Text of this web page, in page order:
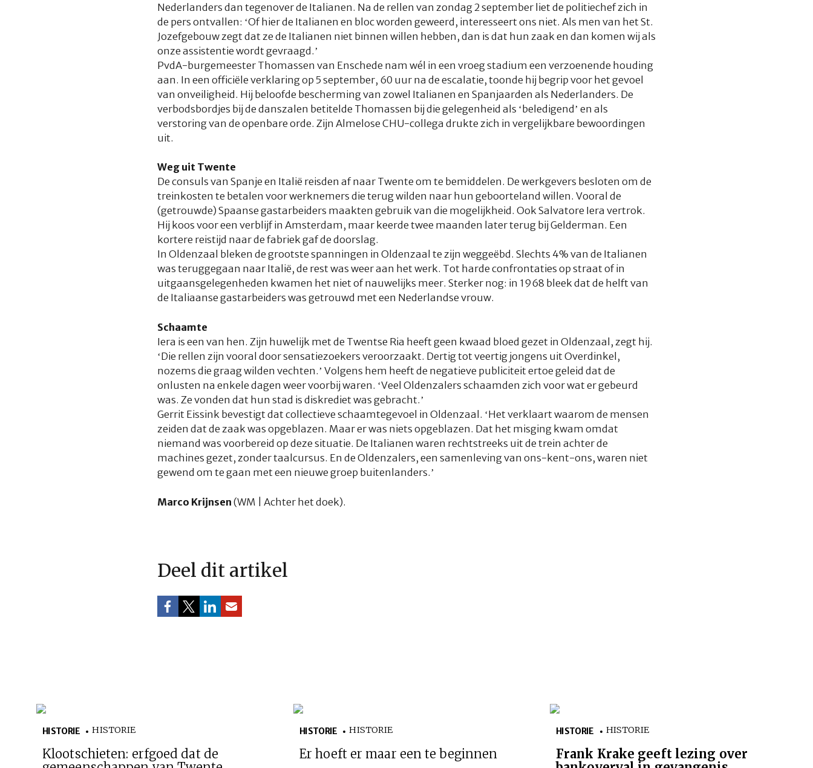
Nederlanders dan tegenover de Italianen. Na de rellen van zondag 2 september liet de politiechef zich in
de pers ontvallen: ‘Of hier de Italianen en bloc worden geweerd, interesseert ons niet. Als men van het St.
Jozefgebouw zegt dat ze de Italianen niet binnen willen hebben, dan is dat hun zaak en dan komen wij als
onze assistentie wordt gevraagd.’
PvdA-burgemeester Thomassen van Enschede nam wél in een vroeg stadium een verzoenende houding
aan. In een officiële verklaring op 5 september, 60 uur na de escalatie, toonde hij begrip voor het gevoel
van onveiligheid. Hij beloofde bescherming van zowel Italianen en Spanjaarden als Nederlanders. De
verbodsbordjes bij de danszalen betitelde Thomassen bij die gelegenheid als ‘beledigend’ en als
verstoring van de openbare orde. Zijn Almelose CHU-collega drukte zich in vergelijkbare bewoordingen
uit.
Weg uit Twente
De consuls van Spanje en Italië reisden af naar Twente om te bemiddelen. De werkgevers besloten om de
treinkosten te betalen voor werknemers die terug wilden naar hun geboorteland willen. Vooral de
(getrouwde) Spaanse gastarbeiders maakten gebruik van die mogelijkheid. Ook Salvatore Iera vertrok.
Hij koos voor een verblijf in Amsterdam, maar keerde twee maanden later terug bij Gelderman. Een
kortere reistijd naar de fabriek gaf de doorslag.
In Oldenzaal bleken de grootste spanningen in Oldenzaal te zijn weggeëbd. Slechts 4% van de Italianen
was teruggegaan naar Italië, de rest was weer aan het werk. Tot harde confrontaties op straat of in
uitgaansgelegenheden kwamen het niet of nauwelijks meer. Sterker nog: in 1968 bleek dat de helft van
de Italiaanse gastarbeiders was getrouwd met een Nederlandse vrouw.
Schaamte
Iera is een van hen. Zijn huwelijk met de Twentse Ria heeft geen kwaad bloed gezet in Oldenzaal, zegt hij.
‘Die rellen zijn vooral door sensatiezoekers veroorzaakt. Dertig tot veertig jongens uit Overdinkel,
nozems die graag wilden vechten.’ Volgens hem heeft de negatieve publiciteit ertoe geleid dat de
onlusten na enkele dagen weer voorbij waren. ‘Veel Oldenzalers schaamden zich voor wat er gebeurd
was. Ze vonden dat hun stad is diskrediet was gebracht.’
Gerrit Eissink bevestigt dat collectieve schaamtegevoel in Oldenzaal. ‘Het verklaart waarom de mensen
zeiden dat de zaak was opgeblazen. Maar er was niets opgeblazen. Dat het misging kwam omdat
niemand was voorbereid op deze situatie. De Italianen waren rechtstreeks uit de trein achter de
machines gezet, zonder taalcursus. En de Oldenzalers, een samenleving van ons-kent-ons, waren niet
gewend om te gaan met een nieuwe groep buitenlanders.’
Marco Krijnsen(WM | Achter het doek).
Deel dit artikel
HISTORIE HISTORIE
Klootschieten: erfgoed dat de
HISTORIE HISTORIE
Er hoeft er maar een te beginnen
HISTORIE HISTORIE
Frank Krake geeft lezing over